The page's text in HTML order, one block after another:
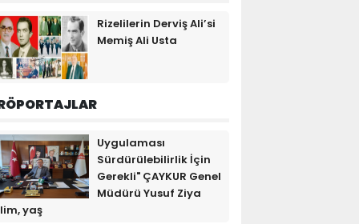
Rizelilerin Derviş Ali’si
Memiş Ali Usta
Uygulaması
Sürdürülebilirlik İçin
Gerekli" ÇAYKUR Genel
Müdürü Yusuf Ziya
yaş